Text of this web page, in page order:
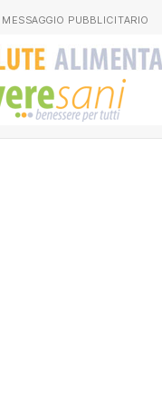
MESSAGGIO PUBBLICITARIO